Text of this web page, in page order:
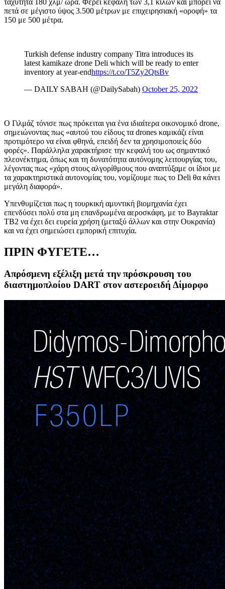
πετά σε μέγιστο ύψος 3.500 μέτρων με επιχειρησιακή «οροφή» τα
150 με 500 μέτρα.
Turkish defense industry company Titra introduces its
latest kamikaze drone Deli which will be ready to enter
inventory at year-endhttps://t.co/T5Zy2QtsBv
— DAILY SABAH (@DailySabah) October 25, 2022
Ο Γιλμάζ τόνισε πως πρόκειται για ένα ιδιαίτερα οικονομικό drone,
σημειώνοντας πως «αυτού του είδους τα drones καμικάζι είναι
προτιμότερο να είναι φθηνά, επειδή δεν τα χρησιμοποιείς δύο
φορές». Παράλληλα χαρακτήρισε την κεφαλή του ως σημαντικό
πλεονέκτημα, όπως και τη δυνατότητα αυτόνομης λειτουργίας του,
λέγοντας πως «χάρη στους αλγορίθμους που αναπτύξαμε οι ίδιοι με
τα χαρακτηριστικά αυτονομίας του, νομίζουμε πως το Deli θα κάνει
μεγάλη διαφορά».
Υπενθυμίζεται πως η τουρκική αμυντική βιομηχανία έχει
επενδύσει πολύ στα μη επανδρωμένα αεροσκάφη, με το Bayraktar
TB2 να έχει δει ευρεία χρήση (μεταξύ άλλων και στην Ουκρανία)
και να έχει σημειώσει εμπορική επιτυχία.
ΠΡΙΝ ΦΥΓΕΤΕ…
Απρόσμενη εξέλιξη μετά την πρόσκρουση του
διαστημοπλοίου DART στον αστεροειδή Δίμορφο